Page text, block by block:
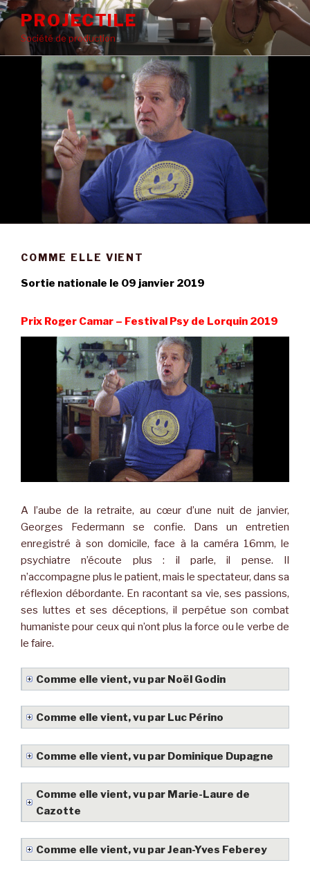
Aller
au
contenu
principal
PROJECTILE
Société de production
COMME ELLE VIENT
Sortie nationale le 09 janvier 2019
Prix Roger Camar – Festival Psy de Lorquin 2019
A l’aube de la retraite, au cœur d’une nuit de janvier,
Georges Federmann se confie. Dans un entretien
enregistré à son domicile, face à la caméra 16mm, le
psychiatre n’écoute plus : il parle, il pense. Il
n’accompagne plus le patient, mais le spectateur, dans sa
réflexion débordante. En racontant sa vie, ses passions,
ses luttes et ses déceptions, il perpétue son combat
humaniste pour ceux qui n’ont plus la force ou le verbe de
le faire.
Comme elle vient, vu par Noël Godin
Comme elle vient, vu par Luc Périno
Comme elle vient, vu par Dominique Dupagne
Comme elle vient, vu par Marie-Laure de
Cazotte
Comme elle vient, vu par Jean-Yves Feberey